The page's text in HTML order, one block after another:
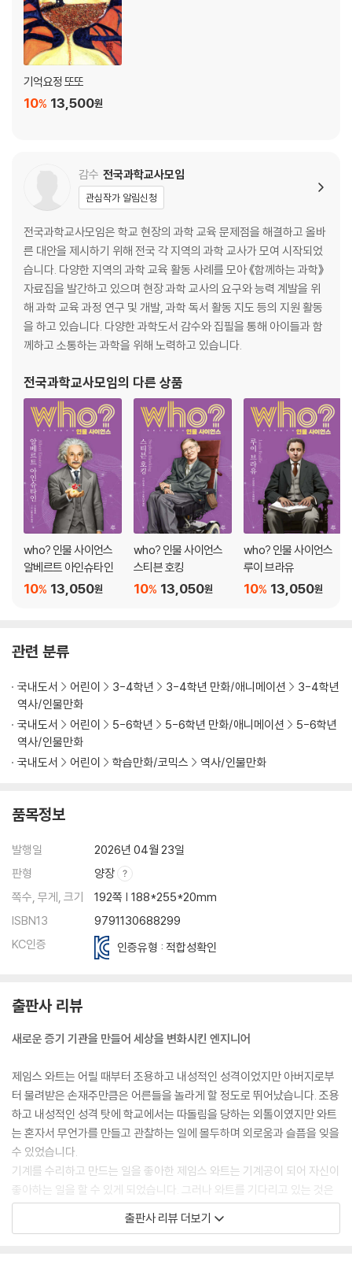
기억요정 또또
13,500원
10%
감수 전국과학교사모임
관심작가 알림신청
전국과학교사모임은 학교 현장의 과학 교육 문제점을 해결하고 올바
른 대안을 제시하기 위해 전국 각 지역의 과학 교사가 모여 시작되었
습니다. 다양한 지역의 과학 교육 활동 사례를 모아 《함께하는 과학》
자료집을 발간하고 있으며 현장 과학 교사의 요구와 능력 계발을 위
해 과학 교육 과정 연구 및 개발, 과학 독서 활동 지도 등의 지원 활동
을 하고 있습니다. 다양한 과학도서 감수와 집필을 통해 아이들과 함
께하고 소통하는 과학을 위해 노력하고 있습니다.
전국과학교사모임의 다른 상품
who? 인물 사이언스
알베르트 아인슈타인
13,050원
10%
who? 인물 사이언스
스티븐 호킹
13,050원
10%
who? 인물 사이언스
루이 브라유
13,050원
10%
관련 분류
국내도서 어린이 3-4학년 3-4학년 만화/애니메이션
3-4학년
역사/인물만화
국내도서
어린이 5-6학년 5-6학년 만화/애니메이션
5-6학년
역사/인물만화
국내도서
어린이 학습만화/코믹스 역사/인물만화
품목정보
발행일
2026년 04월 23일
판형
양장
쪽수, 무게, 크기
192쪽 | 188*255*20mm
ISBN13
9791130688299
KC인증
인증유형 : 적합성확인
출판사 리뷰
새로운 증기 기관을 만들어 세상을 변화시킨 엔지니어
제임스 와트는 어릴 때부터 조용하고 내성적인 성격이었지만 아버지로부
터 물려받은 손재주만큼은 어른들을 놀라게 할 정도로 뛰어났습니다. 조용
하고 내성적인 성격 탓에 학교에서는 따돌림을 당하는 외톨이였지만 와트
는 혼자서 무언가를 만들고 관찰하는 일에 몰두하며 외로움과 슬픔을 잊을
수 있었습니다.
기계를 수리하고 만드는 일을 좋아한 제임스 와트는 기계공이 되어 자신이
좋아하는 일을 할 수 있게 되었습니다. 그러나 와트를 기다리고 있는 것은
월급도 없이 열악한 환경에서 잠도 제대로 자지 못하고 일을 해야 하는 수
습생 생활이었습니다. 하지만 와트는 매순간 최선을 다해 일했고 다른 사
출판사 리뷰 더보기